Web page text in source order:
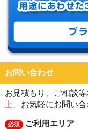
お問い合わせ
お見積もり、ご相談等
上、 お気軽にお問い合
ご利用エリア